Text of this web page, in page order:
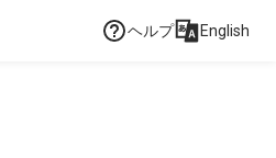
ヘルプ English